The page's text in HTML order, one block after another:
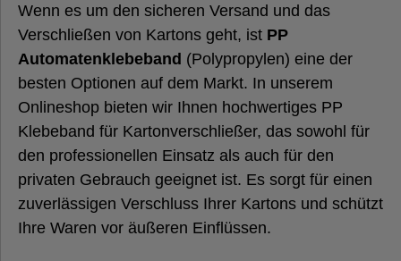
Klebeband
Papier-
Klebeband
Klebeband
mit Druck
Automatenklebeband
Wenn es um den sicheren Versand und das
Verschließen von Kartons geht, ist PP
Automatenklebeband (Polypropylen) eine der
besten Optionen auf dem Markt. In unserem
Onlineshop bieten wir Ihnen hochwertiges PP
Klebeband für Kartonverschließer, das sowohl für
den professionellen Einsatz als auch für den
privaten Gebrauch geeignet ist. Es sorgt für einen
zuverlässigen Verschluss Ihrer Kartons und schützt
Ihre Waren vor äußeren Einflüssen.